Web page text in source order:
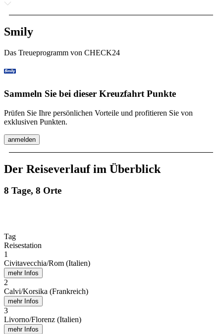
Smily
Das Treueprogramm von CHECK24
Sammeln Sie bei dieser Kreuzfahrt Punkte
Prüfen Sie Ihre persönlichen Vorteile und profitieren Sie von
exklusiven Punkten.
anmelden
Der Reiseverlauf im Überblick
8 Tage, 8 Orte
Tag
Reisestation
1
Civitavecchia/Rom (Italien)
mehr Infos
2
Calvi/Korsika (Frankreich)
mehr Infos
3
Livorno/Florenz (Italien)
mehr Infos